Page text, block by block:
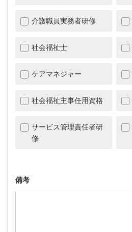
介護職員実務者研修
社会福祉士
ケアマネジャー
社会福祉主事任用資格
サービス管理責任者研
修
備考